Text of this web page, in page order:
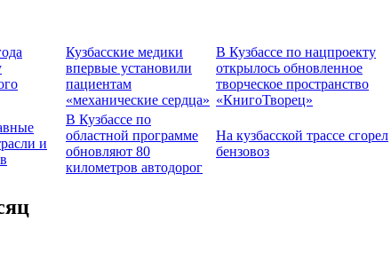
Кузбасские медики
впервые установили
пациентам
«механические сердца»
В Кузбассе по нацпроекту
открылось обновленное
творческое пространство
«КнигоТворец»
и
В Кузбассе по
областной программе
обновляют 80
километров автодорог
На кузбасской трассе сгорел
бензовоз